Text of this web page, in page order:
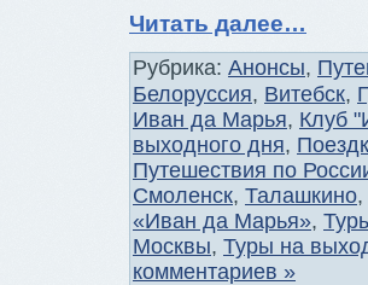
Читать далее…
Рубрика: Анонсы,
Белоруссия, Витебск,
Иван да Марья, Клуб
выходного дня,
Путешествия по
Смоленск, Талашкино,
«Иван да Марья»,
Москвы, Туры на
комментариев »